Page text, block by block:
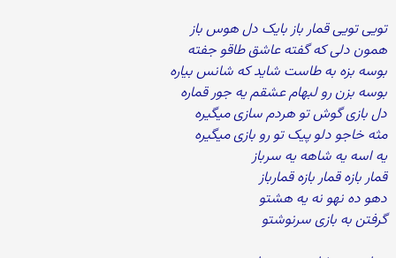
تویی تویی قمار باز بایک دل هوس باز
همون دلی که گفته عاشق طاقو جفته
بوسه بزه به طاست شاید که شانس بیاره
بوسه بزن رو لبهام عشقم یه جور قماره
دل بازی گوش تو هردم سازی میگیره
مثه خاجو دلو پیک تو رو بازی میگیره
یه اسه یه شاهه یه سرباز
قمار بازه قمار بازه قمارباز
دهو ده نهو نه یه هشتو
گرفتن به بازی سرنوشتو